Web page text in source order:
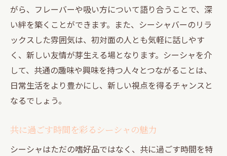
がら、フレーバーや吸い方について語り合うことで、深
い絆を築くことができます。また、シーシャバーのリラ
ックスした雰囲気は、初対面の人とも気軽に話しやす
く、新しい友情が芽生える場となります。シーシャを介
して、共通の趣味や興味を持つ人々とつながることは、
日常生活をより豊かにし、新しい視点を得るチャンスと
なるでしょう。
共に過ごす時間を彩るシーシャの魅力
シーシャはただの嗜好品ではなく、共に過ごす時間を特